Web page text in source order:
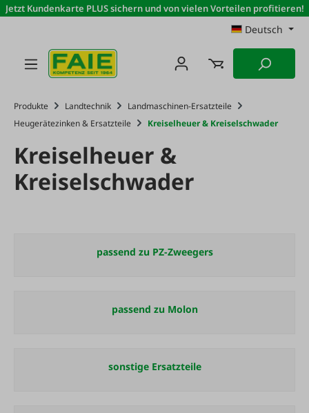
Zum Hauptinhalt springen
Jetzt Kundenkarte PLUS sichern und von vielen Vorteilen profitieren!
Deutsch
Produkte Landtechnik
Landmaschinen-Ersatzteile
Heugerätezinken & Ersatzteile
Kreiselheuer & Kreiselschwader
Kreiselheuer &
Kreiselschwader
passend zu PZ-Zweegers
passend zu Molon
sonstige Ersatzteile